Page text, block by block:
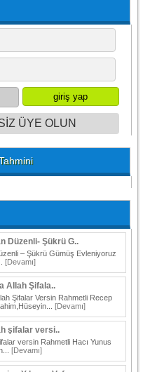
ÜYE OLUN
Düzenli- Şükrü G..
– Şükrü Gümüş Evleniyoruz
[Devamı]
Allah Şifala..
Şifalar Versin Rahmetli Recep
[Devamı]
şifalar versi..
versin Rahmetli Hacı Yunus
[Devamı]